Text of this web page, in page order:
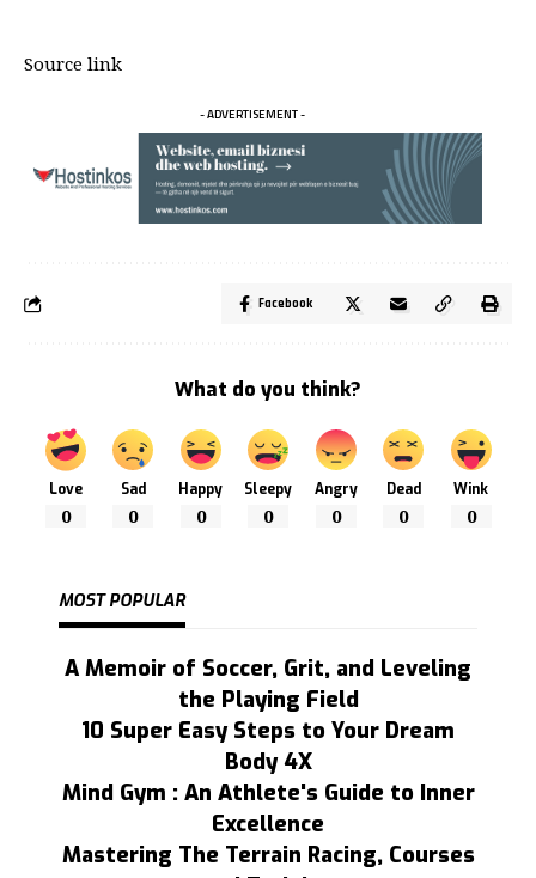
Source link
- ADVERTISEMENT -
Facebook
What do you think?
Love
0
Sad
0
Happy
0
Sleepy
0
Angry
0
Dead
0
Wink
0
MOST POPULAR
A Memoir of Soccer, Grit, and Leveling
the Playing Field
10 Super Easy Steps to Your Dream
Body 4X
Mind Gym : An Athlete's Guide to Inner
Excellence
Mastering The Terrain Racing, Courses